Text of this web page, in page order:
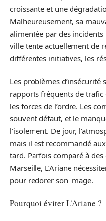
croissante et une
Malheureusement, sa
alimentée par des incidents
ville tente actuellement de
différentes initiatives, les
Les problèmes d’insécurité
rapports fréquents de trafic
les forces de l’ordre. Les
souvent défaut, et le
l’isolement. De jour,
mais il est recommandé
tard. Parfois comparé à
Marseille, L’Ariane
pour redorer son image.
Pourquoi éviter L’Ariane ?